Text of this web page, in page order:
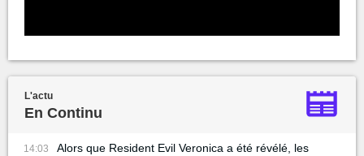
L'actu
En Continu
14:03
Alors que Resident Evil Veronica a été révélé, les